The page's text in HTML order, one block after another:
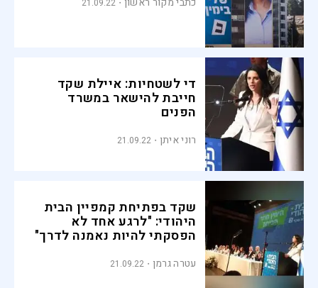
21.09.22
די לשטחיות: איילת שקד
חייבת להישאר במשרד
הפנים
רוני איתן 21.09.22
שקד בפתיחת קמפיין הבית
היהודי: "לרגע אחד לא
הפסקתי להיות נאמנה לדרך"
עטרה גרמן 21.09.22